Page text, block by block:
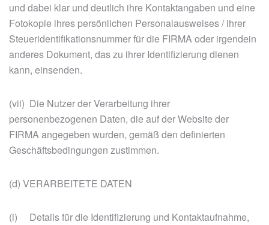
und dabei klar und deutlich ihre Kontaktangaben und eine
Fotokopie ihres persönlichen Personalausweises / ihrer
Steueridentifikationsnummer für die FIRMA oder irgendein
anderes Dokument, das zu ihrer Identifizierung dienen
kann, einsenden.
(vii) Die Nutzer der Verarbeitung ihrer
personenbezogenen Daten, die auf der Website der
FIRMA angegeben wurden, gemäß den definierten
Geschäftsbedingungen zustimmen.
(d) VERARBEITETE DATEN
(i) Details für die Identifizierung und Kontaktaufnahme,